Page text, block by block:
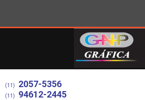
(11) 2057-5356
(11) 94612-2445